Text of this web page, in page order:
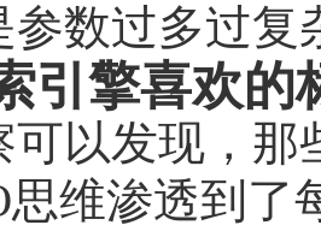
参数过多过复
引擎喜欢的
可以发现，那
思维渗透到